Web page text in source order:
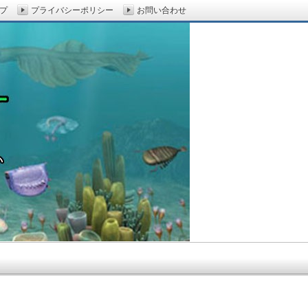
プライバシーポリシー お問い合わせ